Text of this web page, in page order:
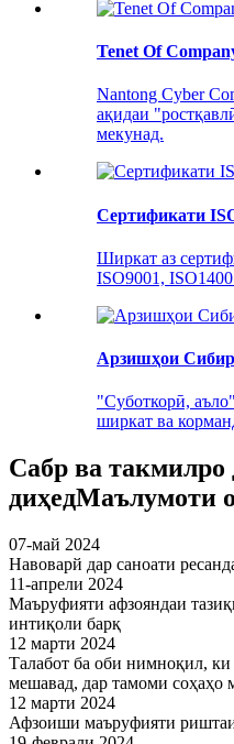
Tenet Of
Nantong Cyber
ақидаи
мекунад.
Сертификати
Ширкат аз
ISO9001,
Арзишҳои Сибир
"Суботкорӣ,
ширкат ва
Сабр ва такмилро
диҳедМаълумоти
07-май 2024
Навоварй дар саноати
11-апрели 2024
Маъруфияти афзояндаи
интиқоли барқ
12 марти 2024
Талабот ба оби нимноқил, ки
мешавад, дар тамоми соҳаҳо
12 марти 2024
Афзоиши маъруфияти